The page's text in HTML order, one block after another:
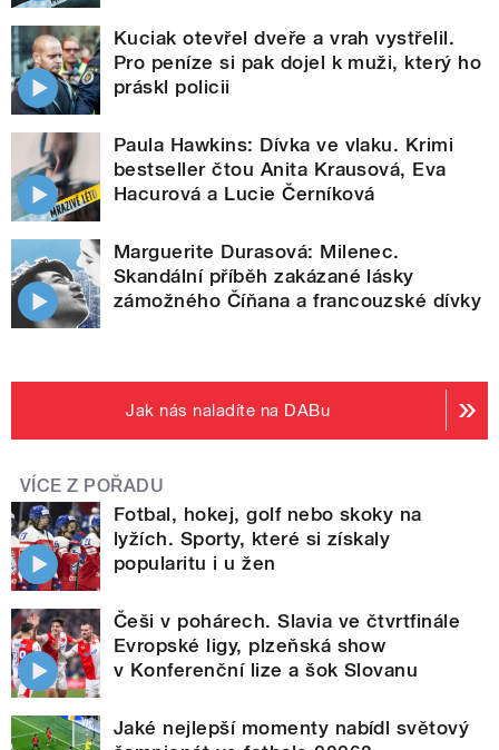
Kuciak otevřel dveře a vrah vystřelil.
Pro peníze si pak dojel k muži, který ho
práskl policii
Paula Hawkins: Dívka ve vlaku. Krimi
bestseller čtou Anita Krausová, Eva
Hacurová a Lucie Černíková
Marguerite Durasová: Milenec.
Skandální příběh zakázané lásky
zámožného Číňana a francouzské dívky
Jak nás naladíte na DABu
VÍCE Z POŘADU
Fotbal, hokej, golf nebo skoky na
lyžích. Sporty, které si získaly
popularitu i u žen
Češi v pohárech. Slavia ve čtvrtfinále
Evropské ligy, plzeňská show
v Konferenční lize a šok Slovanu
Jaké nejlepší momenty nabídl světový